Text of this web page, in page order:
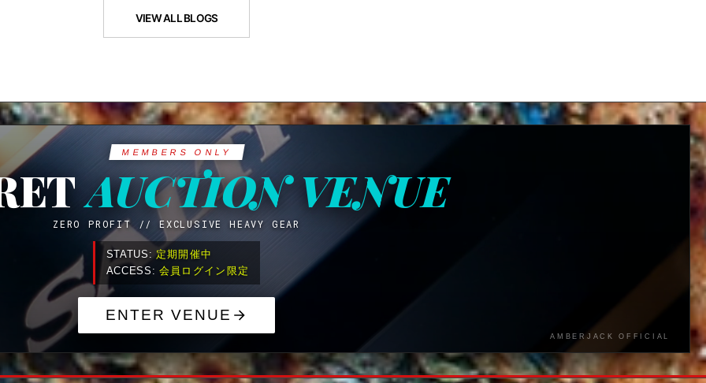
VIEW ALL BLOGS
MEMBERS ONLY
AUCTION VENUE
ZERO PROFIT // EXCLUSIVE HEAVY GEAR
STATUS: 定期開催中
ACCESS: 会員ログイン限定
ENTER VENUE
AMBERJACK OFFICIAL